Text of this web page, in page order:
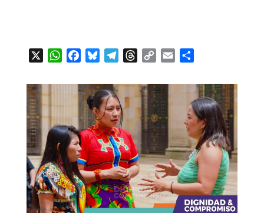
WhatsApp
FacebookBlueskyTelegramThreads
Copy Email